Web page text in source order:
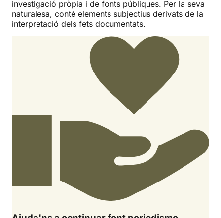
investigació pròpia i de fonts públiques. Per la seva
naturalesa, conté elements subjectius derivats de la
interpretació dels fets documentats.